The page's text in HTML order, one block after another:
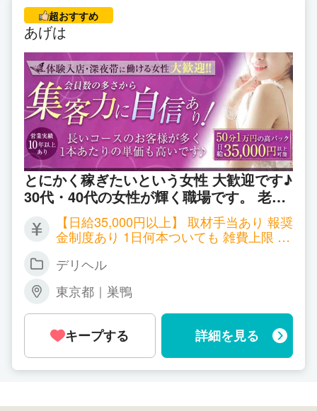
通にいらっしゃいます！ 詳しくはお気軽
にお問い合わせください。
超おすすめ
あげは
とにかく稼ぎたいという女性 大歓迎です♪
30代・40代の女性が輝く職場です。 老舗
会員制のお店で 圧倒的なお客様の数に 驚
かれること必至です♪
【日給35,000円以上】 取材手当あり 報奨
金制度あり 1日何本ついても 雑費上限 1,
デリヘル
東京都｜巣鴨
キープする 詳細を見る